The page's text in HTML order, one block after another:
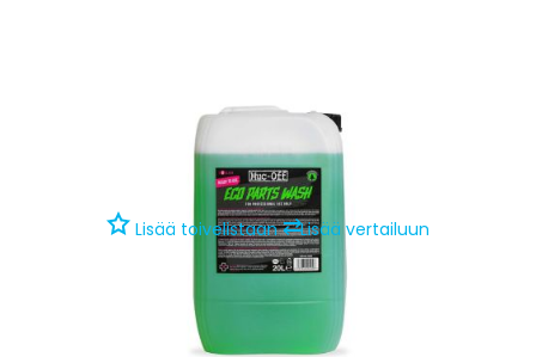
Lisää toivelistaan⇄Lisää vertailuun